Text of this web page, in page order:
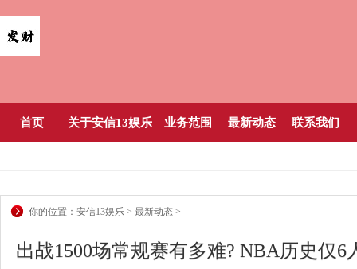
首页 关于安信13娱乐 业务范围 最新动态 联系我们
你的位置： 安信13娱乐 > 最新动态 >
出战1500场常规赛有多难? NBA历史仅6